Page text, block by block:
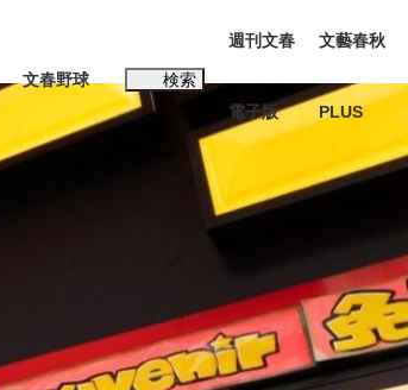
読書
文春野球 検索
週刊文春
電子版
文藝春秋
PLUS